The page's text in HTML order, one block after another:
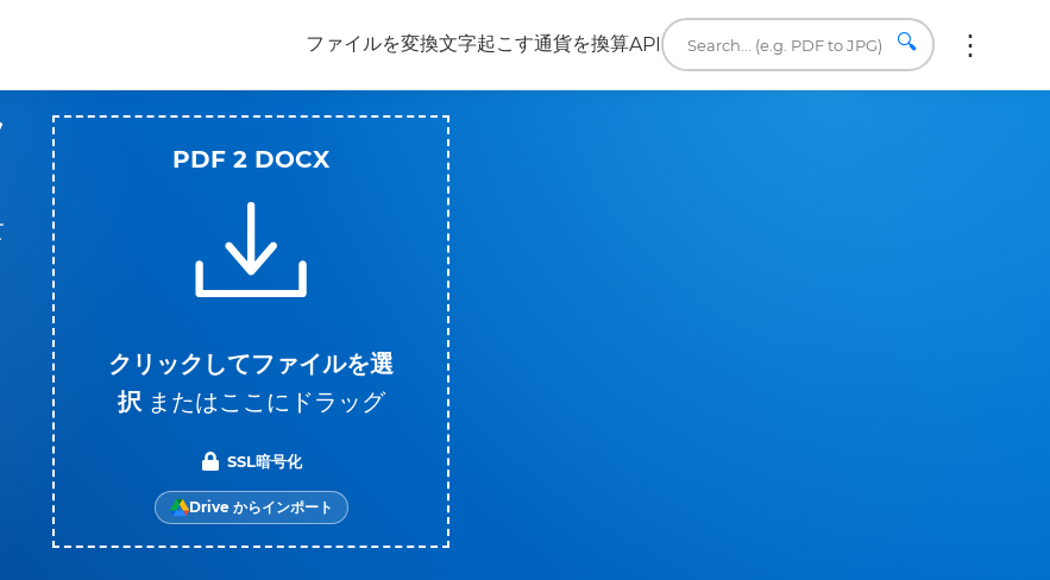
ファイルを変換文字起こす通貨を換算API 🔍
PDF 2 DOCX
クリックしてファイルを選
択 またはここにドラッグ
SSL暗号化
Drive からインポート